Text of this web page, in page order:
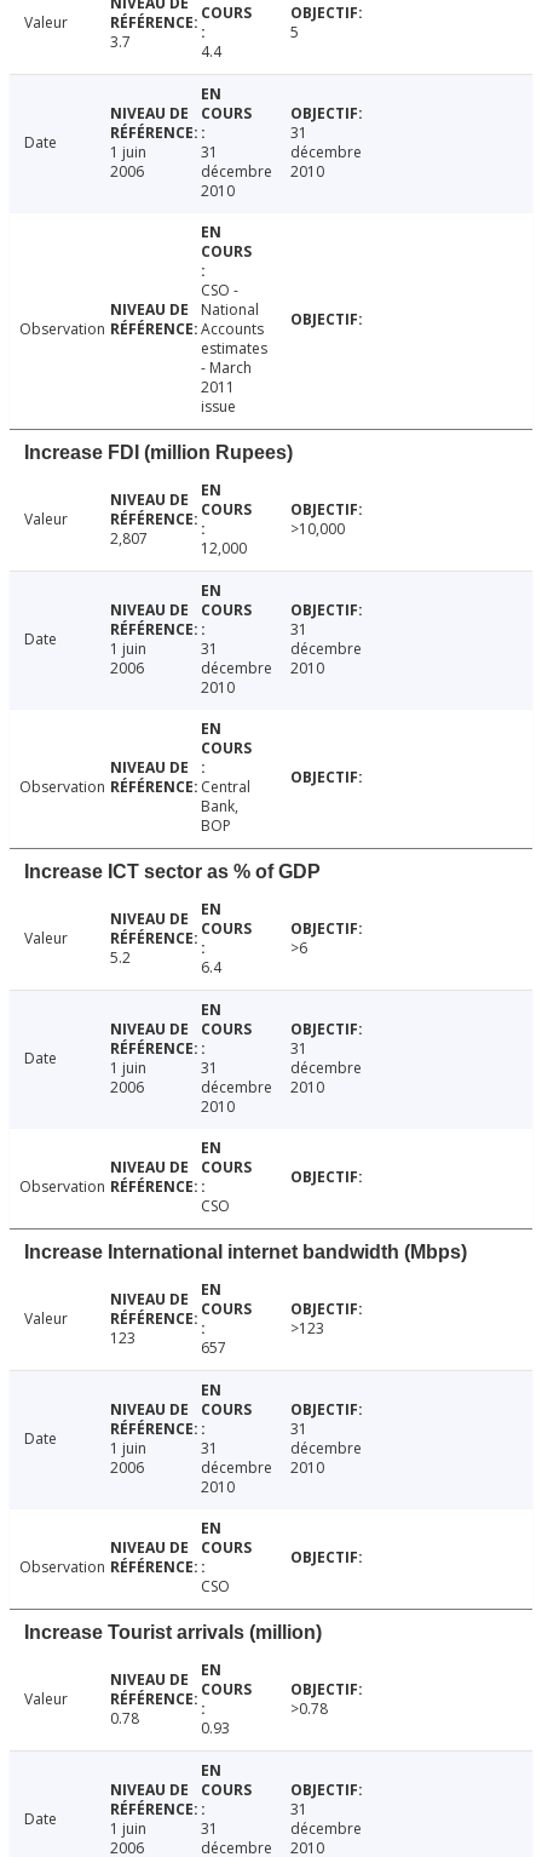
Valeur
3.7
4.4
5
Date
1 juin
2006
31
décembre
2010
31
décembre
2010
Observation
CSO -
National
Accounts
estimates
- March
2011
issue
Increase FDI (million Rupees)
Valeur
2,807
12,000
>10,000
Date
1 juin
2006
31
décembre
2010
31
décembre
2010
Observation
Central
Bank,
BOP
Increase ICT sector as % of GDP
Valeur
5.2
6.4
>6
Date
1 juin
2006
31
décembre
2010
31
décembre
2010
Observation
CSO
Increase International internet bandwidth (Mbps)
Valeur
123
657
>123
Date
1 juin
2006
31
décembre
2010
31
décembre
2010
Observation
CSO
Increase Tourist arrivals (million)
Valeur
0.78
0.93
>0.78
Date
1 juin
2006
31
décembre
31
décembre
2010